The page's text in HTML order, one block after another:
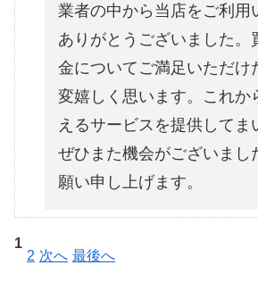
業者の中から当店をご利用
ありがとうございました。
金についてご満足いただけ
変嬉しく思います。これか
えるサービスを提供してま
ぜひまた機会がございまし
願い申し上げます。
1
2 次へ 最後へ